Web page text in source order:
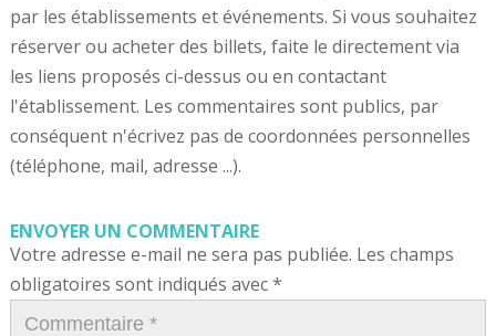
par les établissements et événements. Si vous souhaitez
réserver ou acheter des billets, faite le directement via
les liens proposés ci-dessus ou en contactant
l'établissement. Les commentaires sont publics, par
conséquent n'écrivez pas de coordonnées personnelles
(téléphone, mail, adresse ...).
ENVOYER UN COMMENTAIRE
Votre adresse e-mail ne sera pas publiée. Les champs
obligatoires sont indiqués avec*